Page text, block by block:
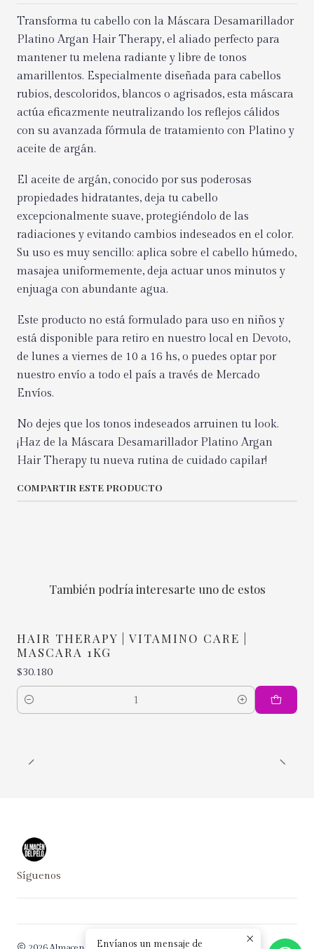
Transforma tu cabello con la Máscara Desamarillador
Platino Argan Hair Therapy, el aliado perfecto para
mantener tu melena radiante y libre de tonos
amarillentos. Especialmente diseñada para cabellos
rubios, descoloridos, blancos o agrisados, esta máscara
actúa eficazmente neutralizando los reflejos cálidos
con su avanzada fórmula de tratamiento con Platino y
aceite de argán.
El aceite de argán, conocido por sus poderosas
propiedades hidratantes, deja tu cabello
excepcionalmente suave, protegiéndolo de las
radiaciones y evitando cambios indeseados en el color.
Su uso es muy sencillo: aplica sobre el cabello húmedo,
masajea uniformemente, deja actuar unos minutos y
enjuaga con abundante agua.
Este producto no está formulado para uso en niños y
está disponible para retiro en nuestro local en Devoto,
de lunes a viernes de 10 a 16 hs, o puedes optar por
nuestro envío a todo el país a través de Mercado
Envíos.
No dejes que los tonos indeseados arruinen tu look.
¡Haz de la Máscara Desamarillador Platino Argan
Hair Therapy tu nueva rutina de cuidado capilar!
COMPARTIR ESTE PRODUCTO
También podría interesarte uno de estos
HAIR THERAPY | VITAMINO CARE |
MASCARA 1KG
$30.180
Cantidad
Síguenos
Envíanos un mensaje de